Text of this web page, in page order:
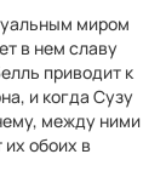
миром
в нем славу
приводит к
и когда Сузу
между ними
обоих в